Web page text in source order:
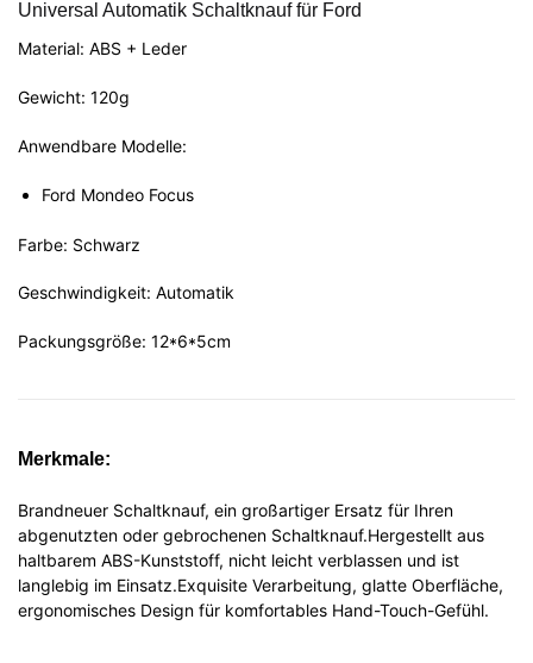
Universal Automatik Schaltknauf für Ford
Material: ABS + Leder
Gewicht: 120g
Anwendbare Modelle:
Ford Mondeo Focus
Farbe: Schwarz
Geschwindigkeit: Automatik
Packungsgröße: 12*6*5cm
Merkmale:
Brandneuer Schaltknauf, ein großartiger Ersatz für Ihren
abgenutzten oder gebrochenen Schaltknauf.Hergestellt aus
haltbarem ABS-Kunststoff, nicht leicht verblassen und ist
langlebig im Einsatz.Exquisite Verarbeitung, glatte Oberfläche,
ergonomisches Design für komfortables Hand-Touch-Gefühl.